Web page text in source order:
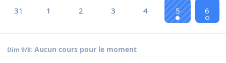
31 1 2 3 4 5 6
Dim 9/8: Aucun cours pour le moment